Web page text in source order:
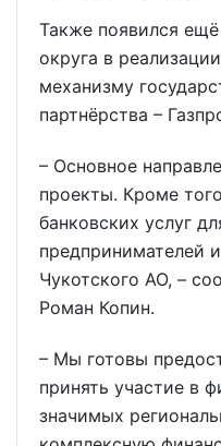
Также появился
округа в
механизму
партнёрства –
– Основное
проекты. Кроме
банковских услуг
предпринимателей
Чукотского АО, –
Роман Копин.
– Мы готовы
принять участие в
значимых